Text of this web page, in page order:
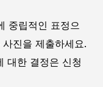
중립적인 표정으
진을 제출하세요.
대한 결정은 신청